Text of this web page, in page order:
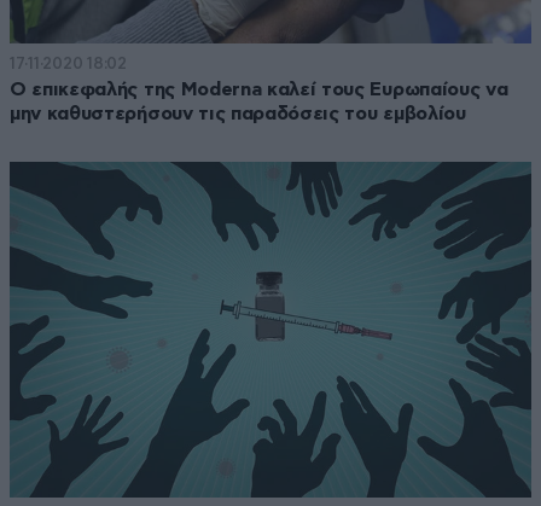
17·11·2020 18:02
Ο επικεφαλής της Moderna καλεί τους Ευρωπαίους να
μην καθυστερήσουν τις παραδόσεις του εμβολίου